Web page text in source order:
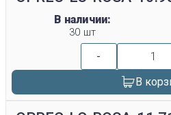
В наличии:
30 шт
-
В